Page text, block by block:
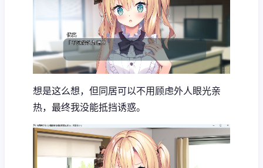
想是这么想，但同居可以不用顾虑外人眼光亲
热，最终我没能抵挡诱惑。